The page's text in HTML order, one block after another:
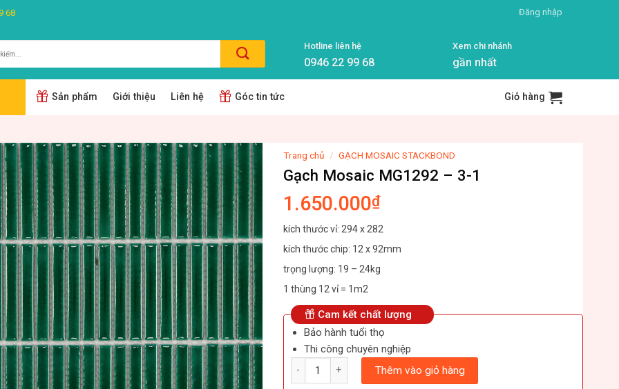
68 Đăng nhập
Hotline liên hệ
0946 22 99 68
Xem chi nhánh
gần nhất
Sản phẩm Giới thiệu Liên hệ Góc tin tức Giỏ hàng
Trang chủ / GẠCH MOSAIC STACKBOND
Gạch Mosaic MG1292 – 3-1
1.650.000₫
kích thước vỉ: 294 x 282
kích thước chip: 12 x 92mm
trọng lượng: 19 – 24kg
1 thùng 12 vỉ = 1m2
Cam kết chất lượng
Bảo hành tuổi thọ
Thi công chuyên nghiệp
Thêm vào giỏ hàng